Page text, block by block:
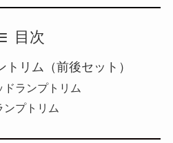
目次
リム（前後セット）
ドランプトリム
ンプトリム